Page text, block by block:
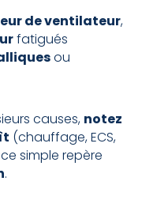
de ventilateur,
fatigués
ou
causes, notez
(chauffage, ECS,
simple repère
.